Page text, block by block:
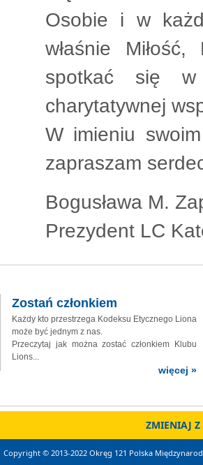
Osobie i w
właśnie
spotkać się w
charytatywnej
W imieniu
zapraszam
Bogusława M.
Prezydent LC
Zostań członkiem
Każdy kto przestrzega Kodeksu Etycznego Liona
może być jednym z nas.
Przeczytaj jak można zostać członkiem Klubu
Lions...
więcej »
ZMIENIAJ
Copyright © 2013-2022 Okręg 121 Polska